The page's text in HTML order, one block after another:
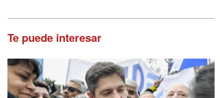
Te puede interesar